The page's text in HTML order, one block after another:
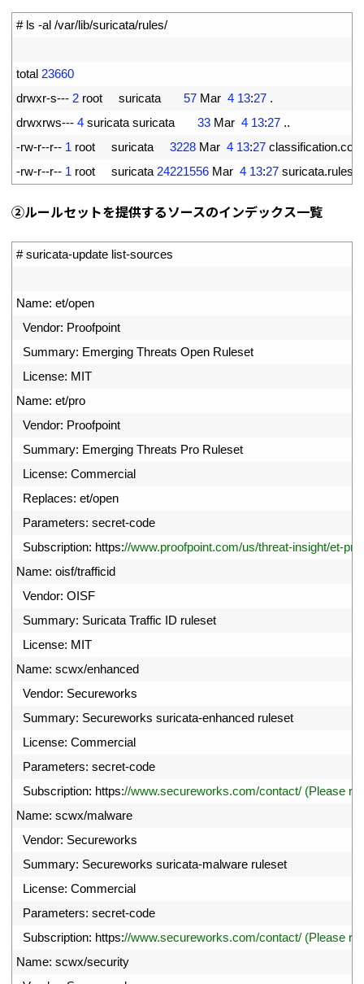
# ls -al /var/lib/suricata/rules/
total 23660
drwxr-s--- 2 root suricata 57 Mar 4 13:27 .
drwxrws--- 4 suricata suricata 33 Mar 4 13:27 ..
-rw-r--r-- 1 root suricata 3228 Mar 4 13:27 classification.
-rw-r--r-- 1 root suricata 24221556 Mar 4 13:27 suricata.rules
②ルールセットを提供するソースのインデックス一覧
# suricata-update list-sources
Name: et/open
Vendor: Proofpoint
Summary: Emerging Threats Open Ruleset
License: MIT
Name: et/pro
Vendor: Proofpoint
Summary: Emerging Threats Pro Ruleset
License: Commercial
Replaces: et/open
Parameters: secret-code
Subscription: https://www.proofpoint.com/us/threat-insight/et-
Name: oisf/trafficid
Vendor: OISF
Summary: Suricata Traffic ID ruleset
License: MIT
Name: scwx/enhanced
Vendor: Secureworks
Summary: Secureworks suricata-enhanced ruleset
License: Commercial
Parameters: secret-code
Subscription: https://www.secureworks.com/contact/ (Please
Name: scwx/malware
Vendor: Secureworks
Summary: Secureworks suricata-malware ruleset
License: Commercial
Parameters: secret-code
Subscription: https://www.secureworks.com/contact/ (Please
Name: scwx/security